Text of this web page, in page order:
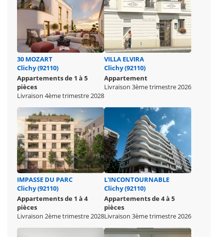
30 MOZART
Clichy (92110)
Appartements de 1 à 5
pièces
Livraison 4ème trimestre 2028
VILLA ELVIRA
Clichy (92110)
Appartement
Livraison 3ème trimestre 2026
IMPASSE DU PARC
Clichy (92110)
Appartements de 1 à 4
pièces
Livraison 2ème trimestre 2028
L'INCONTOURNABLE
Clichy (92110)
Appartements de 4 à 5
pièces
Livraison 3ème trimestre 2026